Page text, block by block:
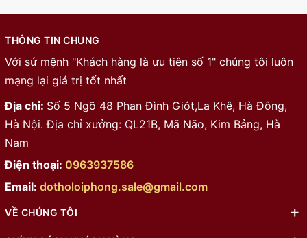
THÔNG TIN CHUNG
Với sứ mệnh "Khách hàng là ưu tiên số 1" chúng tôi luôn
mạng lại giá trị tốt nhất
Địa chỉ: Số 5 Ngõ 48 Phan Đình Giót,La Khê, Hà Đông,
Hà Nội. Địa chỉ xưởng: QL21B, Mã Não, Kim Bảng, Hà
Nam
Điện thoại: 0963937586
Email: dotholoiphong.sale@gmail.com
VỀ CHÚNG TÔI